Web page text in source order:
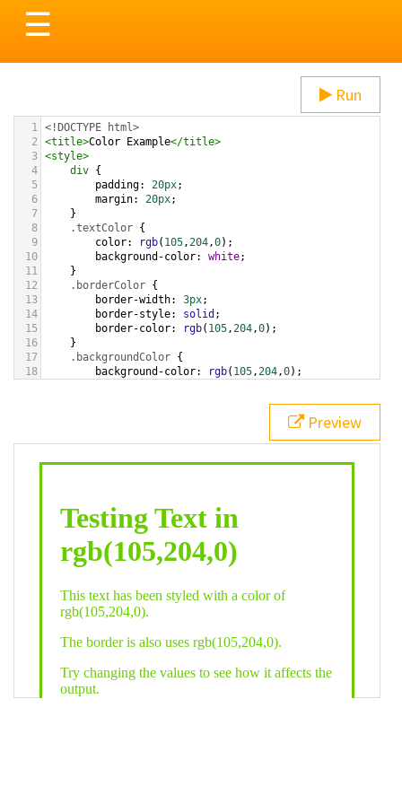
Toggle
navigation
☰
Run
1 <!DOCTYPE html>
2
<title>Color Example</title>
3 <style>
4
div {
5
padding: 20px;
6
margin: 20px;
7
}
8
.textColor {
9
color: rgb( 105,204,0);
10
background-color: white;
11
}
12
.borderColor {
13
border-width: 3px;
14
border-style: solid ;
15
border-color: rgb( 105,204,0);
16
}
17
.backgroundColor {
18
background-color: rgb( 105,204,0);
bottom ,
white, rgb(105,204,0));
div class="textColor borderColor"
< h1>Testing Text in rgb(105,204,0)
Preview